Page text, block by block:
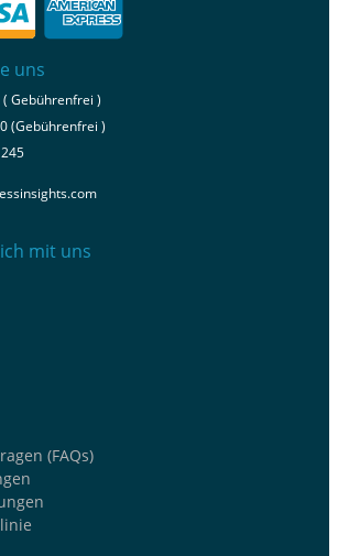
uns
Gebührenfrei )
(Gebührenfrei )
mit uns
(FAQs)